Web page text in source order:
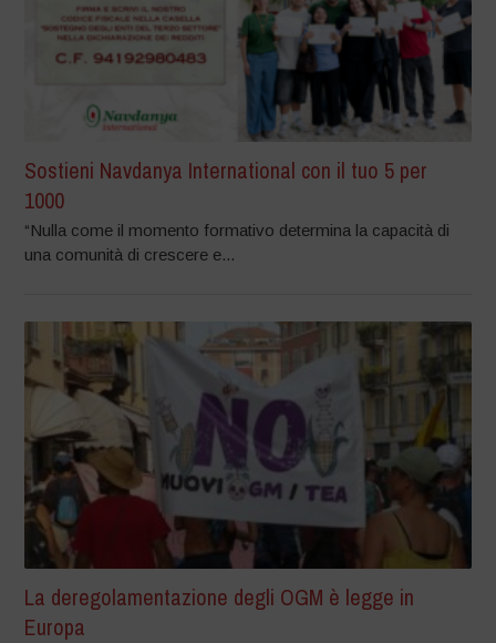
Sostieni Navdanya International con il tuo 5 per
1000
“Nulla come il momento formativo determina la capacità di
una comunità di crescere e...
La deregolamentazione degli OGM è legge in
Europa